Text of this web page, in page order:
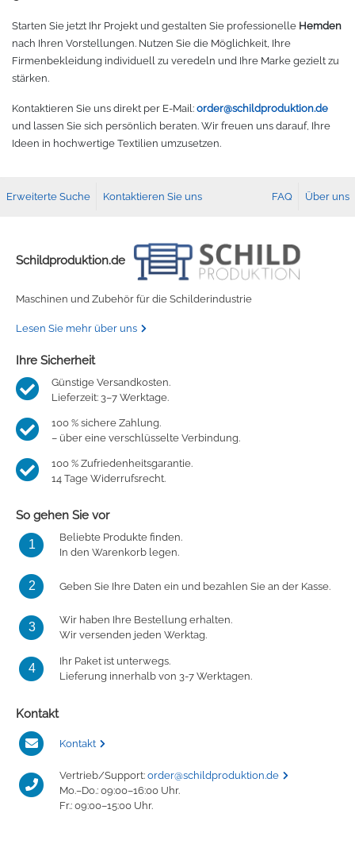
Starten Sie jetzt Ihr Projekt und gestalten Sie professionelle Hemden
nach Ihren Vorstellungen. Nutzen Sie die Möglichkeit, Ihre
Firmenbekleidung individuell zu veredeln und Ihre Marke gezielt zu
stärken.
Kontaktieren Sie uns direkt per E-Mail: order@schildproduktion.de
und lassen Sie sich persönlich beraten. Wir freuen uns darauf, Ihre
Ideen in hochwertige Textilien umzusetzen.
Erweiterte Suche Kontaktieren Sie uns FAQ Über uns
Schildproduktion.de
Maschinen und Zubehör für die Schilderindustrie
Lesen Sie mehr über uns
Ihre Sicherheit
Günstige Versandkosten.
Lieferzeit: 3–7 Werktage.
100 % sichere Zahlung.
– über eine verschlüsselte Verbindung.
100 % Zufriedenheitsgarantie.
14 Tage Widerrufsrecht.
So gehen Sie vor
1
Beliebte Produkte finden.
In den Warenkorb legen.
2 Geben Sie Ihre Daten ein und bezahlen Sie an der Kasse.
3
Wir haben Ihre Bestellung erhalten.
Wir versenden jeden Werktag.
4
Ihr Paket ist unterwegs.
Lieferung innerhalb von 3-7 Werktagen.
Kontakt
Kontakt
Vertrieb/Support: order@schildproduktion.de
Mo.–Do.: 09:00–16:00 Uhr.
Fr.: 09:00–15:00 Uhr.